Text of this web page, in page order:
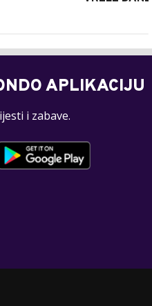
APLIKACIJU
i zabave.